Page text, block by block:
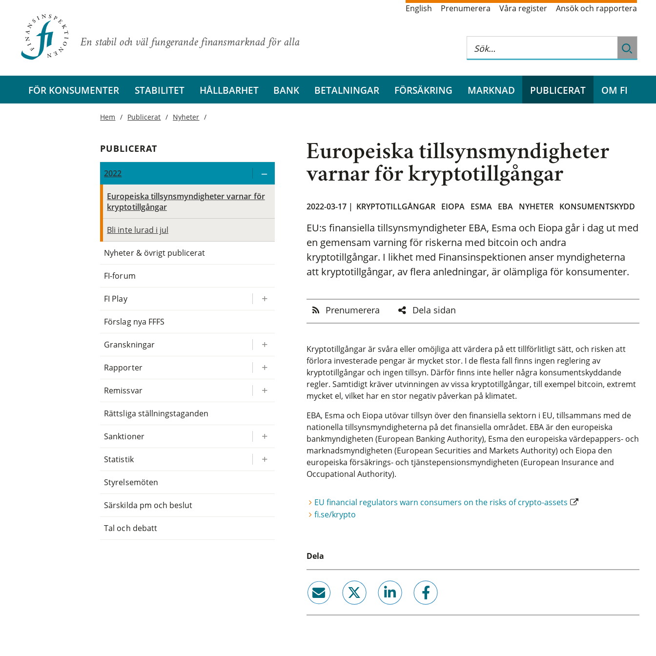
En stabil och väl fungerande finansmarknad för alla
English Prenumerera Våra register Ansök och rapportera
FÖR KONSUMENTER STABILITET HÅLLBARHET BANK BETALNINGAR FÖRSÄKRING MARKNAD PUBLICERAT OM FI
Europeiska tillsynsmyndigheter
varnar för kryptotillgångar
2022-03-17 | KRYPTOTILLGÅNGAR EIOPA ESMA EBA NYHETER KONSUMENTSKYDD
EU:s finansiella tillsynsmyndigheter EBA, Esma och Eiopa går i dag ut med
en gemensam varning för riskerna med bitcoin och andra
kryptotillgångar. I likhet med Finansinspektionen anser myndigheterna
att kryptotillgångar, av flera anledningar, är olämpliga för konsumenter.
Prenumerera Dela sidan
Kryptotillgångar är svåra eller omöjliga att värdera på ett tillförlitligt sätt, och risken att
förlora investerade pengar är mycket stor. I de flesta fall finns ingen reglering av
kryptotillgångar och ingen tillsyn. Därför finns inte heller några konsumentskyddande
regler. Samtidigt kräver utvinningen av vissa kryptotillgångar, till exempel bitcoin, extremt
mycket el, vilket har en stor negativ påverkan på klimatet.
EBA, Esma och Eiopa utövar tillsyn över den finansiella sektorn i EU, tillsammans med de
nationella tillsynsmyndigheterna på det finansiella området. EBA är den europeiska
bankmyndigheten (European Banking Authority), Esma den europeiska värdepappers- och
marknadsmyndigheten (European Securities and Markets Authority) och Eiopa den
europeiska försäkrings- och tjänstepensionsmyndigheten (European Insurance and
Occupational Authority).
EU financial regulators warn consumers on the risks of crypto-assets
fi.se/krypto
Dela
Hem Publicerat Nyheter
PUBLICERAT
2022
Europeiska tillsynsmyndigheter varnar för
kryptotillgångar
Bli inte lurad i jul
Nyheter & övrigt publicerat
FI-forum
FI Play
Förslag nya FFFS
Granskningar
Rapporter
Remissvar
Rättsliga ställningstaganden
Sanktioner
Statistik
Styrelsemöten
Särskilda pm och beslut
Tal och debatt